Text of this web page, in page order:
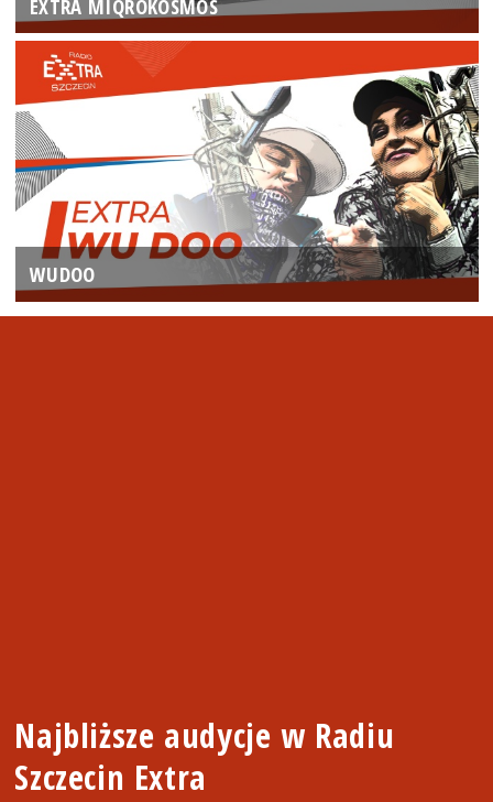
EXTRA MIQROKOSMOS
WUDOO
Najbliższe audycje w Radiu
Szczecin Extra